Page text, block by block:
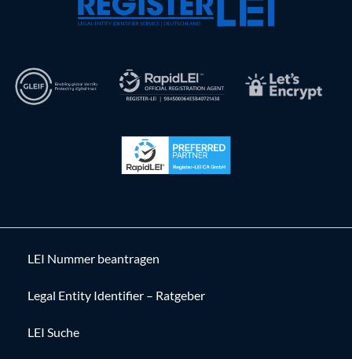
LEI Nummer beantragen
Legal Entity Identifier – Ratgeber
LEI Suche